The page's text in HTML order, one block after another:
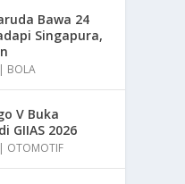
Bawa 24
Singapura,
| BOLA
V Buka
GIIAS 2026
| OTOMOTIF